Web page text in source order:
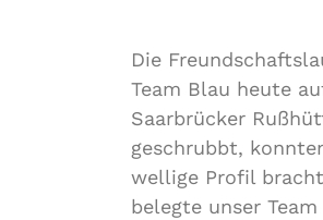
Die
Team Blau heute
Saarbrücker
geschrubbt,
wellige Profil
belegte unser